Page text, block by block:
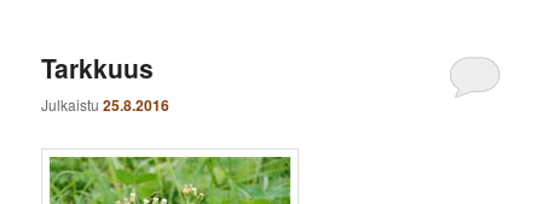
Tarkkuus
Julkaistu25.8.2016